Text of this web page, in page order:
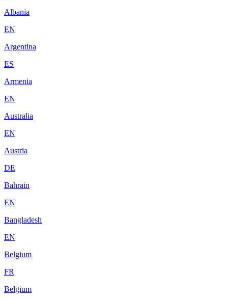
Albania
EN
Argentina
ES
Armenia
EN
Australia
EN
Austria
DE
Bahrain
EN
Bangladesh
EN
Belgium
FR
Belgium